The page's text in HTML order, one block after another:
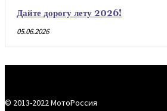
Дайте дорогу лету 2026!
05.06.2026
© 2013-2022 МотоРоссия